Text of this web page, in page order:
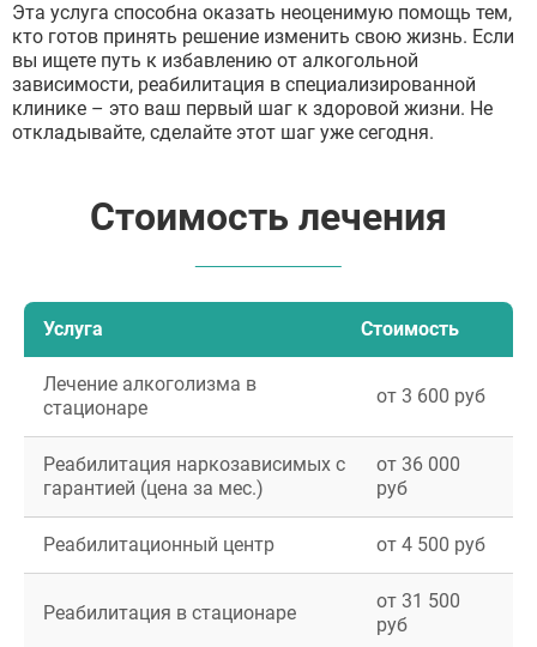
Эта услуга способна оказать неоценимую помощь тем,
кто готов принять решение изменить свою жизнь. Если
вы ищете путь к избавлению от алкогольной
зависимости, реабилитация в специализированной
клинике – это ваш первый шаг к здоровой жизни. Не
откладывайте, сделайте этот шаг уже сегодня.
Стоимость лечения
Услуга Стоимость
Лечение алкоголизма в
стационаре
от 3 600 руб
Реабилитация наркозависимых с
гарантией (цена за мес.)
от 36 000
руб
Реабилитационный центр от 4 500 руб
Реабилитация в стационаре
от 31 500
руб